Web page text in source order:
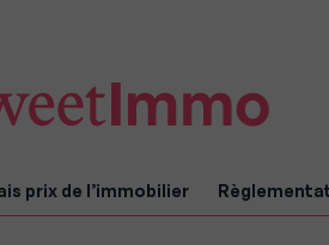
prix de l’immobilier